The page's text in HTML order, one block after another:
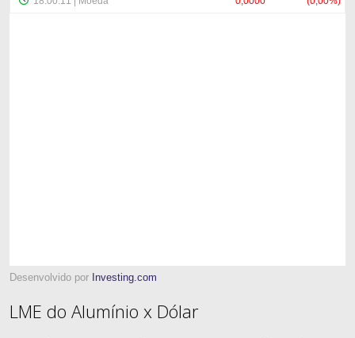
Desenvolvido por Investing.com
LME do Alumínio x Dólar